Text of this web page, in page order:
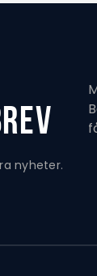
nyheter.